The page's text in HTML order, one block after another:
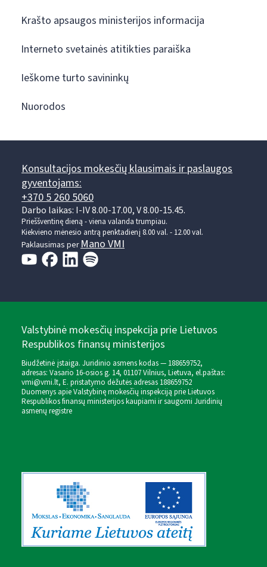
Krašto apsaugos ministerijos informacija
Interneto svetainės atitikties paraiška
Ieškome turto savininkų
Nuorodos
Konsultacijos mokesčių klausimais ir paslaugos
gyventojams:
+370 5 260 5060
Darbo laikas: I-IV 8.00-17.00, V 8.00-15.45.
Prieššventinę dieną - viena valanda trumpiau.
Kiekvieno mėnesio antrą penktadienį 8.00 val. - 12.00 val.
Paklausimas perMano VMI
Valstybinė mokesčių inspekcija prie Lietuvos
Respublikos finansų ministerijos
Biudžetinė įstaiga. Juridinio asmens kodas — 188659752,
adresas: Vasario 16-osios g. 14, 01107 Vilnius, Lietuva, el.paštas:
vmi@vmi.lt, E. pristatymo dėžutės adresas 188659752
Duomenys apie Valstybinę mokesčių inspekciją prie Lietuvos
Respublikos finansų ministerijos kaupiami ir saugomi Juridinių
asmenų registre